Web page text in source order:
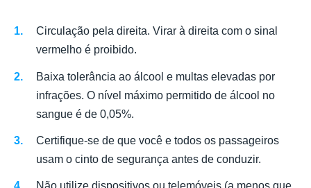
Circulação pela direita. Virar à direita com o sinal
vermelho é proibido.
Baixa tolerância ao álcool e multas elevadas por
infrações. O nível máximo permitido de álcool no
sangue é de 0,05%.
Certifique-se de que você e todos os passageiros
usam o cinto de segurança antes de conduzir.
Não utilize dispositivos ou telemóveis (a menos que